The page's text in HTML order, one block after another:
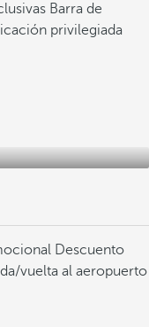
Barra de
privilegiada
Descuento
vuelta al aeropuerto